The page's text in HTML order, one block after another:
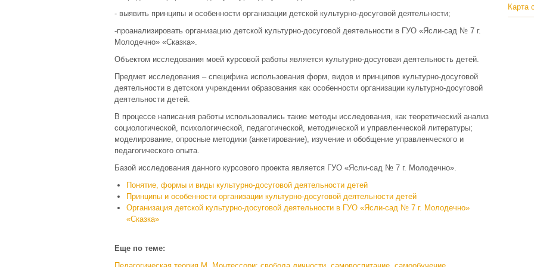
- выявить принципы и особенности организации детской культурно-досуговой деятельности;
-проанализировать организацию детской культурно-досуговой деятельности в ГУО «Ясли-сад № 7 г.
Молодечно» «Сказка».
Объектом исследования моей курсовой работы является культурно-досуговая деятельность детей.
Предмет исследования – специфика использования форм, видов и принципов культурно-досуговой
деятельности в детском учреждении образования как особенности организации культурно-досуговой
деятельности детей.
В процессе написания работы использовались такие методы исследования, как теоретический анализ
социологической, психологической, педагогической, методической и управленческой литературы;
моделирование, опросные методики (анкетирование), изучение и обобщение управленческого и
педагогического опыта.
Базой исследования данного курсового проекта является ГУО «Ясли-сад № 7 г. Молодечно».
Понятие, формы и виды культурно-досуговой деятельности детей
Принципы и особенности организации культурно-досуговой деятельности детей
Организация детской культурно-досуговой деятельности в ГУО «Ясли-сад № 7 г. Молодечно»
«Сказка»
Еще по теме:
Карта